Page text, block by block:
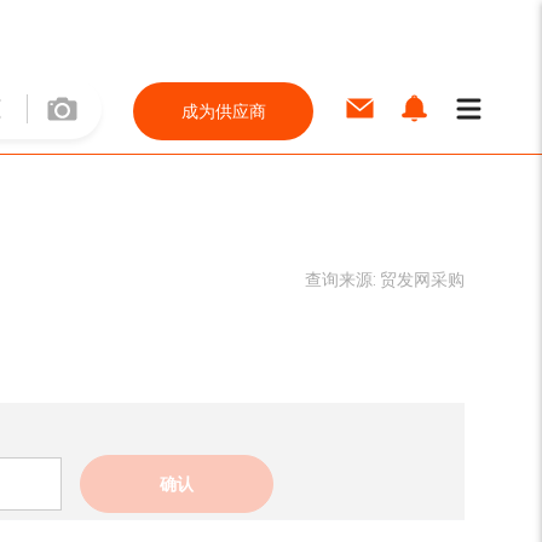
成为供应商
查询来源: 贸发网采购
确认